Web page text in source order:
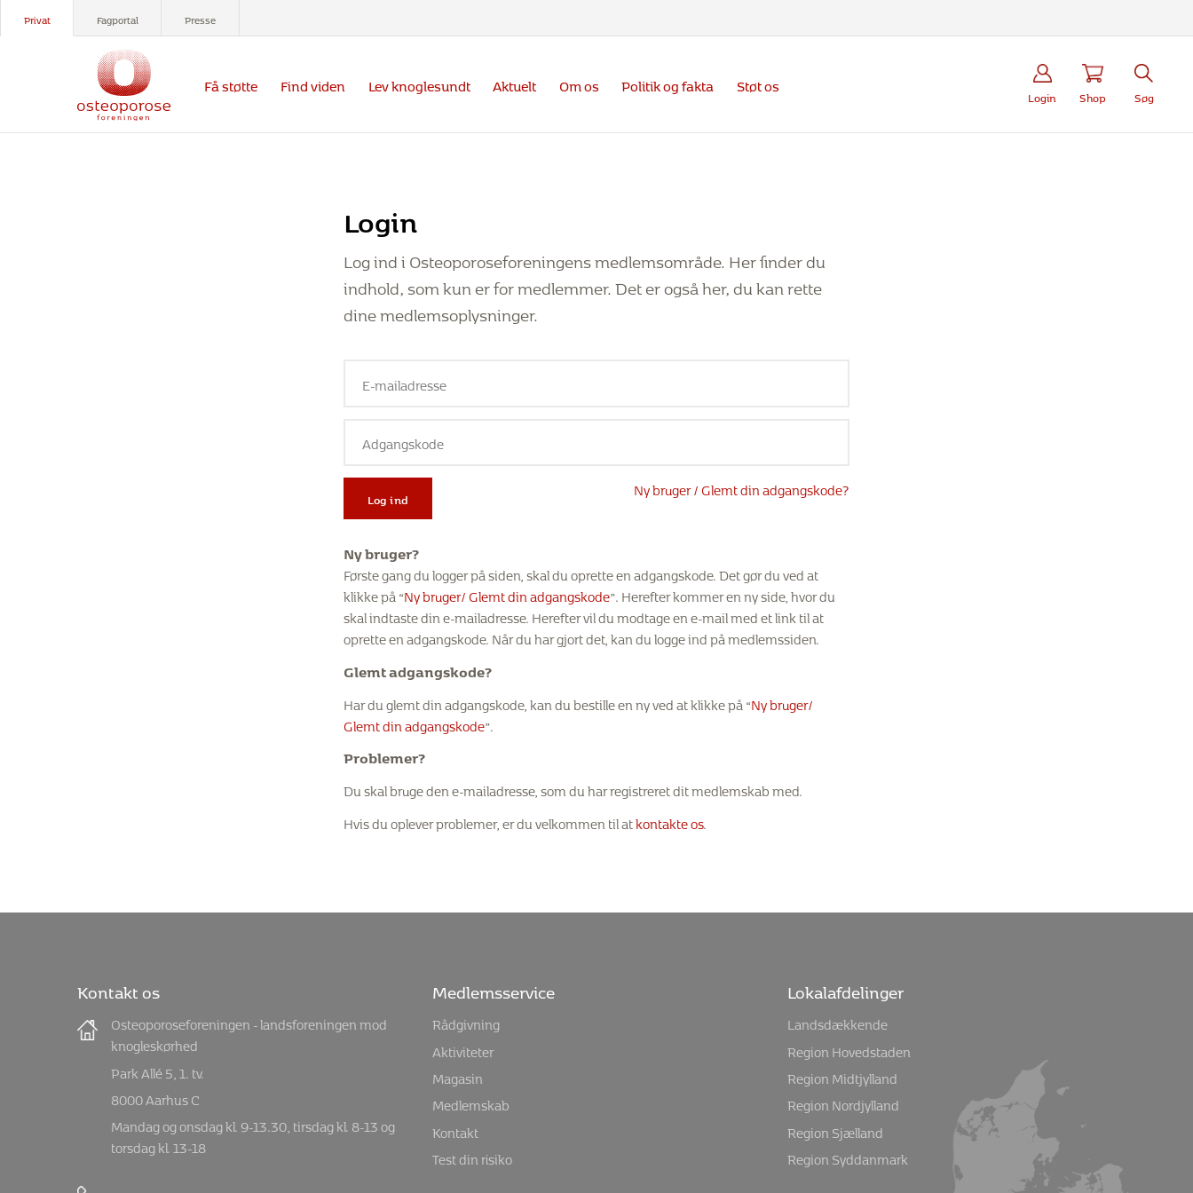
Privat Fagportal Presse
Få støtte Find viden Lev knoglesundt Aktuelt Om os Politik og fakta Støt os Login Shop Søg
Login
Log ind i Osteoporoseforeningens medlemsområde. Her finder du
indhold, som kun er for medlemmer. Det er også her, du kan rette
dine medlemsoplysninger.
Log ind Ny bruger / Glemt din adgangskode?
Ny bruger?
Første gang du logger på siden, skal du oprette en adgangskode. Det gør du ved at
klikke på “Ny bruger/ Glemt din adgangskode”. Herefter kommer en ny side, hvor du
skal indtaste din e-mailadresse. Herefter vil du modtage en e-mail med et link til at
oprette en adgangskode. Når du har gjort det, kan du logge ind på medlemssiden.
Glemt adgangskode?
Har du glemt din adgangskode, kan du bestille en ny ved at klikke på “Ny bruger/
Glemt din adgangskode”.
Problemer?
Du skal bruge den e-mailadresse, som du har registreret dit medlemskab med.
Hvis du oplever problemer, er du velkommen til atkontakte os.
Kontakt os
Osteoporoseforeningen - landsforeningen mod
knogleskørhed
Park Allé 5, 1. tv.
8000 Aarhus C
Mandag og onsdag kl. 9-13.30, tirsdag kl. 8-13 og
torsdag kl. 13-18
Medlemsservice
Rådgivning
Aktiviteter
Magasin
Medlemskab
Kontakt
Test din risiko
Lokalafdelinger
Landsdækkende
Region Hovedstaden
Region Midtjylland
Region Nordjylland
Region Sjælland
Region Syddanmark